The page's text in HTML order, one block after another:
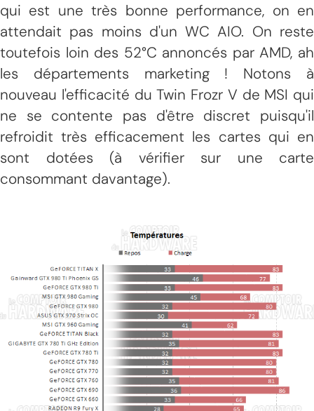
qui est une très bonne performance, on en
attendait pas moins d'un WC AIO. On reste
toutefois loin des 52°C annoncés par AMD, ah
les départements marketing ! Notons à
nouveau l'efficacité du Twin Frozr V de MSI qui
ne se contente pas d'être discret puisqu'il
refroidit très efficacement les cartes qui en
sont dotées (à vérifier sur une carte
consommant davantage).